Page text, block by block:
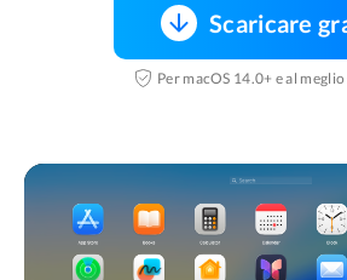
Scaricare
Per macOS 14.0+ e al